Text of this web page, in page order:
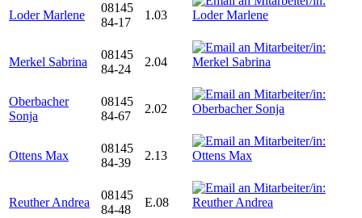
Loder Marlene
08145
84-17
1.03
Merkel Sabrina
08145
84-24
2.04
Oberbacher
Sonja
08145
84-67
2.02
Ottens Max
08145
84-39
2.13
Reuther Andrea
08145
84-48
E.08